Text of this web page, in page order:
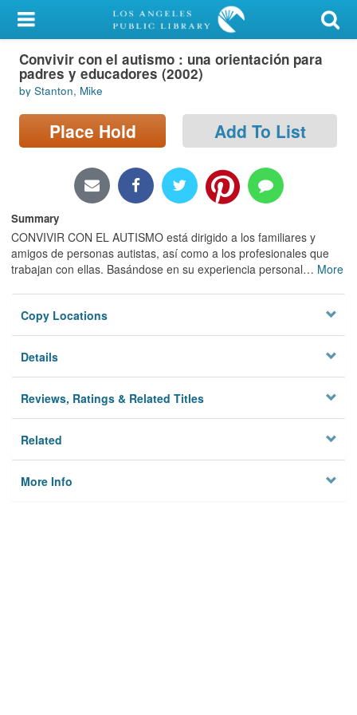
My Account
Library Card
Sign In
Search
Locations/Hours (external
Privacy
Convivir con el autismo : una orientación para
padres y educadores (2002)
by Stanton, Mike
Place Hold Add To List
Summary
CONVIVIR CON EL AUTISMO está dirigido a los familiares y
amigos de personas autistas, así como a los profesionales que
trabajan con ellas. Basándose en su experiencia personal… More
Copy Locations
Details
Reviews, Ratings & Related Titles
Related
More Info